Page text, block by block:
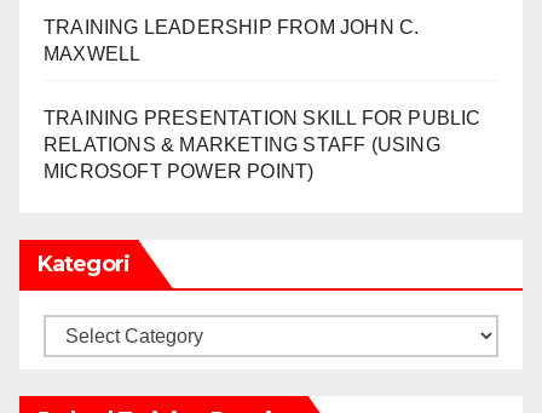
TRAINING LEADERSHIP FROM JOHN C.
MAXWELL
TRAINING PRESENTATION SKILL FOR PUBLIC
RELATIONS & MARKETING STAFF (USING
MICROSOFT POWER POINT)
Kategori
Kategori